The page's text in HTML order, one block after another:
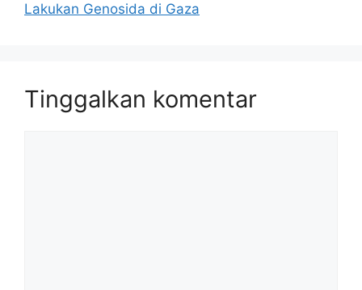
Lakukan Genosida di Gaza
Tinggalkan komentar